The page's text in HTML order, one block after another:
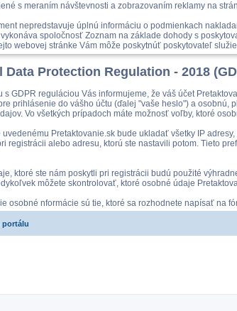
s meraním návštevnosti a zobrazovaním reklamy na
nepredstavuje úplnú informáciu o podmienkach
spoločnosť Zoznam na základe dohody s
webovej stránke Vám môže poskytnúť poskytovateľ
Data Protection Regulation - 2018
s GDPR reguláciou Vás informujeme, že váš účet
prihlásenie do vášho účtu (ďalej "vaše heslo") a osobnú,
Vo všetkých prípadoch máte možnosť voľby, ktoré
uvedenému Pretaktovanie.sk bude ukladať všetky IP
registrácii alebo adresu, ktorú ste nastavili potom. Tieto
ktoré ste nám poskytli pri registrácii budú použité
môžete skontrolovať, ktoré osobné údaje
osobné nformácie sú tie, ktoré sa rozhodnete napísať na
portálu